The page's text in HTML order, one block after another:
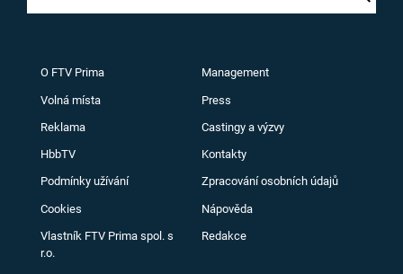
O FTV Prima Management
Volná místa Press
Reklama Castingy a výzvy
HbbTV Kontakty
Podmínky užívání Zpracování osobních údajů
Cookies Nápověda
Vlastník FTV Prima spol. s
r.o.
Redakce